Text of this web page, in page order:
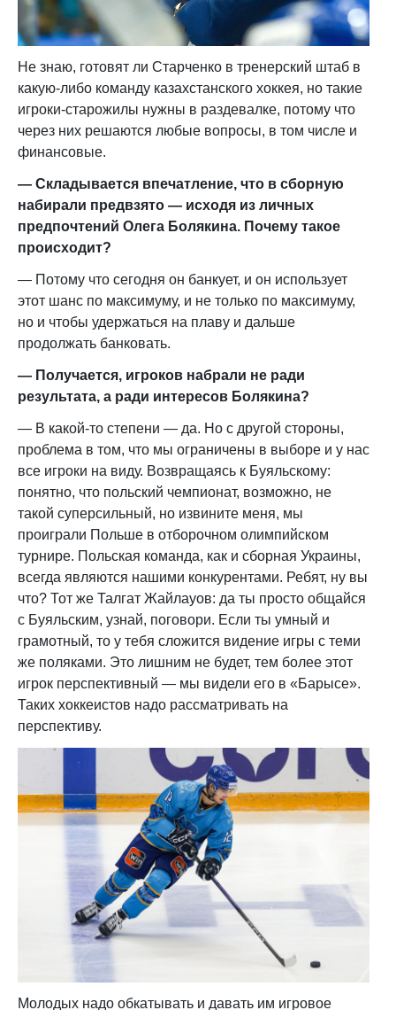
Не знаю, готовят ли Старченко в тренерский штаб в
какую-либо команду казахстанского хоккея, но такие
игроки-старожилы нужны в раздевалке, потому что
через них решаются любые вопросы, в том числе и
финансовые.
— Складывается впечатление, что в сборную
набирали предвзято — исходя из личных
предпочтений Олега Болякина. Почему такое
происходит?
— Потому что сегодня он банкует, и он использует
этот шанс по максимуму, и не только по максимуму,
но и чтобы удержаться на плаву и дальше
продолжать банковать.
— Получается, игроков набрали не ради
результата, а ради интересов Болякина?
— В какой-то степени — да. Но с другой стороны,
проблема в том, что мы ограничены в выборе и у нас
все игроки на виду. Возвращаясь к Буяльскому:
понятно, что польский чемпионат, возможно, не
такой суперсильный, но извините меня, мы
проиграли Польше в отборочном олимпийском
турнире. Польская команда, как и сборная Украины,
всегда являются нашими конкурентами. Ребят, ну вы
что? Тот же Талгат Жайлауов: да ты просто общайся
с Буяльским, узнай, поговори. Если ты умный и
грамотный, то у тебя сложится видение игры с теми
же поляками. Это лишним не будет, тем более этот
игрок перспективный — мы видели его в «Барысе».
Таких хоккеистов надо рассматривать на
перспективу.
Молодых надо обкатывать и давать им игровое